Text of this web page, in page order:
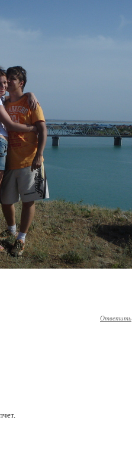
Ответить